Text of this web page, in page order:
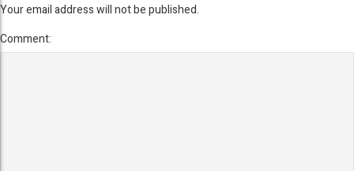
Your email address will not be published.
Comment: